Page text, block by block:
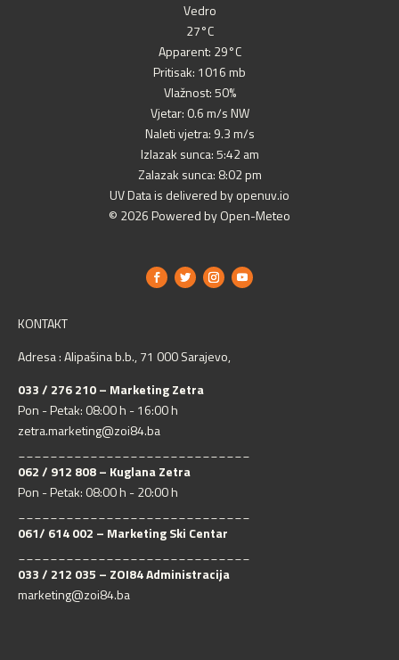
Vedro
27°C
Apparent: 29°C
Pritisak: 1016 mb
Vlažnost: 50%
Vjetar: 0.6 m/s NW
Naleti vjetra: 9.3 m/s
Izlazak sunca: 5:42 am
Zalazak sunca: 8:02 pm
UV Data is delivered by openuv.io
© 2026 Powered by Open-Meteo
KONTAKT
Adresa : Alipašina b.b., 71 000 Sarajevo,
033 / 276 210 – Marketing Zetra
Pon - Petak: 08:00 h - 16:00 h
zetra.marketing@zoi84.ba
062 / 912 808 – Kuglana Zetra
Pon - Petak: 08:00 h - 20:00 h
061/ 614 002 – Marketing Ski Centar
033 / 212 035 – ZOI84 Administracija
marketing@zoi84.ba